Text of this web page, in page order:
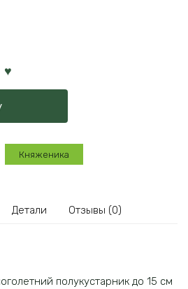
Княженика
Детали Отзывы (0)
полукустарник до 15 см